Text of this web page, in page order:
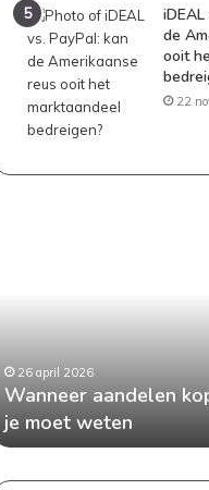
de
ooit
22
moet
weten
26 april 2026
Wanneer aandelen
je moet weten